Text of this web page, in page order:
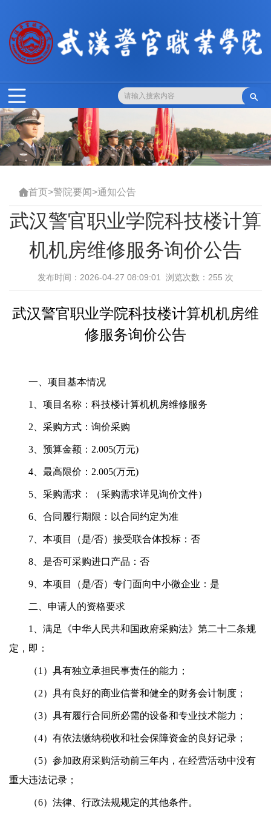

首页>警院要闻 >通知公告
武汉警官职业学院科技楼计算
机机房维修服务询价公告
发布时间：2026-04-27 08:09:01 浏览次数： 255 次
武汉警官职业学院科技楼计算机机房维
修服务询价公告
一、项目基本情况
1、项目名称：科技楼计算机机房维修服务
2、采购方式：询价采购
3、预算金额：2.005(万元)
4、最高限价：2.005(万元)
5、采购需求：（采购需求详见询价文件）
6、合同履行期限：以合同约定为准
7、本项目（是/否）接受联合体投标：否
8、是否可采购进口产品：否
9、本项目（是/否）专门面向中小微企业： 是
二、申请人的资格要求
1、满足《中华人民共和国政府采购法》第二十二条规
定，即：
（1）具有独立承担民事责任的能力；
（2）具有良好的商业信誉和健全的财务会计制度；
（3）具有履行合同所必需的设备和专业技术能力；
（4）有依法缴纳税收和社会保障资金的良好记录；
（5）参加政府采购活动前三年内，在经营活动中没有
重大违法记录；
（6）法律、行政法规规定的其他条件。